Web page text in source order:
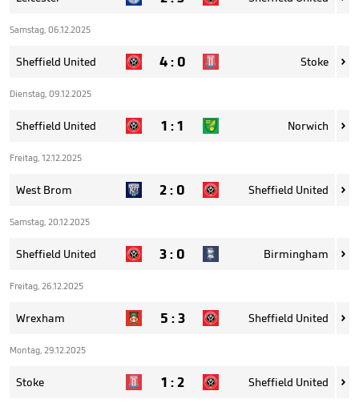
Samstag, 06.12.2025
Sheffield United 4: 0 Stoke 
Dienstag, 09.12.2025
Sheffield United 1 :1 Norwich 
Freitag, 12.12.2025
West Brom 2: 0 Sheffield United 
Samstag, 20.12.2025
Sheffield United 3: 0 Birmingham 
Freitag, 26.12.2025
Wrexham 5 :3 Sheffield United 
Montag, 29.12.2025
Stoke 1 :2 Sheffield United 